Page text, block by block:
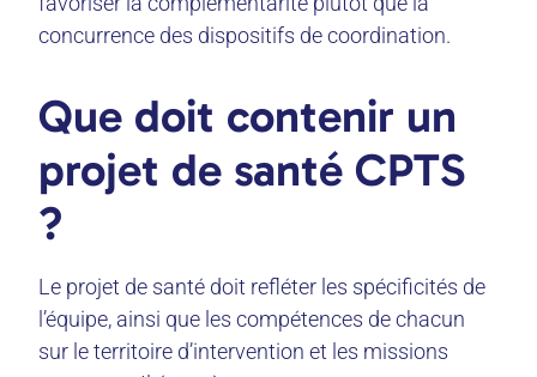
concurrence des dispositifs de coordination.
Que doit contenir un
projet de santé CPTS
?
Le projet de santé doit refléter les spécificités de
l’équipe, ainsi que les compétences de chacun
sur le territoire d’intervention et les missions